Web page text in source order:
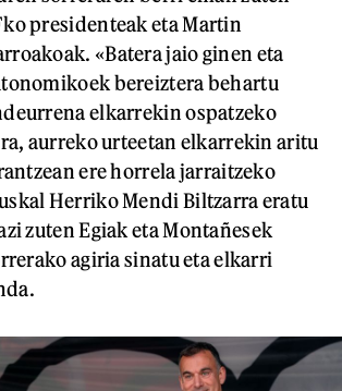
presidenteak eta Martin
«Batera jaio ginen eta
bereiztera behartu
elkarrekin ospatzeko
aurreko urteetan elkarrekin aritu
ere horrela jarraitzeko
Herriko Mendi Biltzarra eratu
zuten Egiak eta Montañesek
agiria sinatu eta elkarri